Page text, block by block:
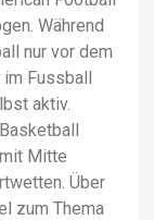
Während
nur vor dem
im Fussball
aktiv.
Mitte
Über
zum Thema